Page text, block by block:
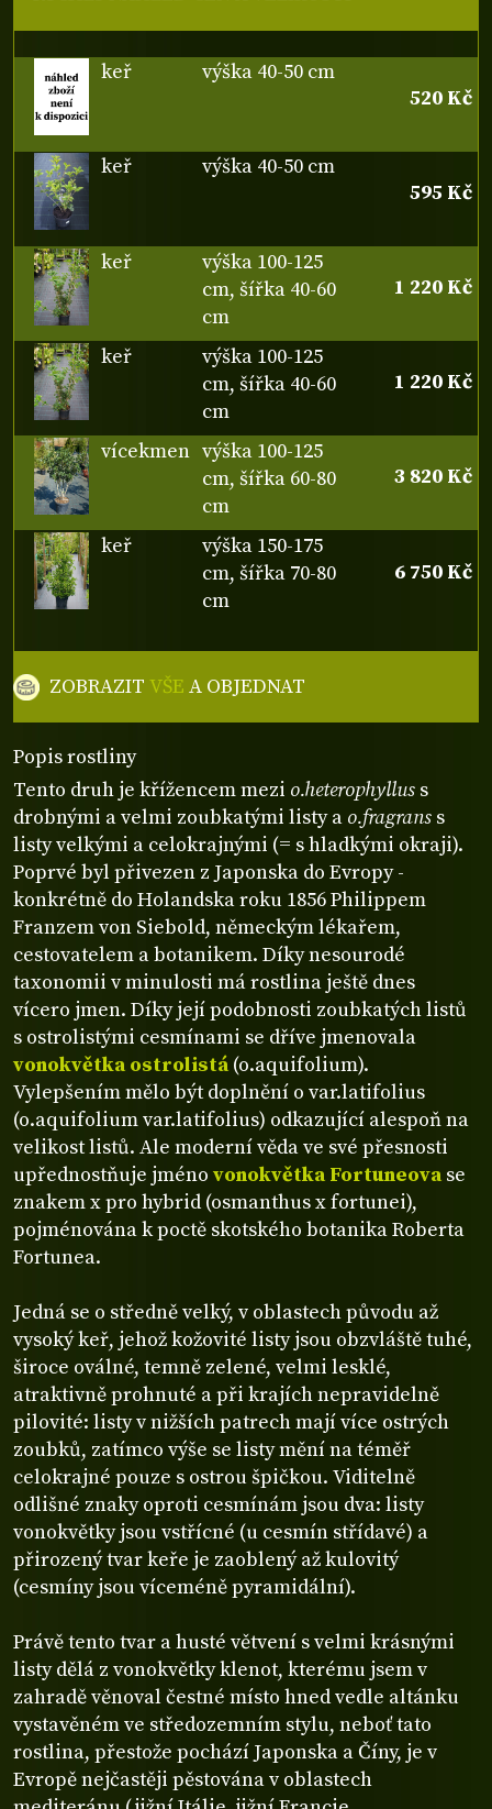
Popis rostliny
Tento druh je křížencem mezi o.heterophyllus s
drobnými a velmi zoubkatými listy a o.fragrans s
listy velkými a celokrajnými (= s hladkými okraji).
Poprvé byl přivezen z Japonska do Evropy -
konkrétně do Holandska roku 1856 Philippem
Franzem von Siebold, německým lékařem,
cestovatelem a botanikem. Díky nesourodé
taxonomii v minulosti má rostlina ještě dnes
vícero jmen. Díky její podobnosti zoubkatých listů
s ostrolistými cesmínami se dříve jmenovala
vonokvětka ostrolistá (o.aquifolium).
Vylepšením mělo být doplnění o var.latifolius
(o.aquifolium var.latifolius) odkazující alespoň na
velikost listů. Ale moderní věda ve své přesnosti
upřednostňuje jméno vonokvětka Fortuneova se
znakem x pro hybrid (osmanthus x fortunei),
pojménována k poctě skotského botanika Roberta
Fortunea.
Jedná se o středně velký, v oblastech původu až
vysoký keř, jehož kožovité listy jsou obzvláště tuhé,
široce oválné, temně zelené, velmi lesklé,
atraktivně prohnuté a při krajích nepravidelně
pilovité: listy v nižších patrech mají více ostrých
zoubků, zatímco výše se listy mění na téměř
celokrajné pouze s ostrou špičkou. Viditelně
odlišné znaky oproti cesmínám jsou dva: listy
vonokvětky jsou vstřícné (u cesmín střídavé) a
přirozený tvar keře je zaoblený až kulovitý
(cesmíny jsou víceméně pyramidální).
Právě tento tvar a husté větvení s velmi krásnými
listy dělá z vonokvětky klenot, kterému jsem v
zahradě věnoval čestné místo hned vedle altánku
vystavěném ve středozemním stylu, neboť tato
rostlina, přestože pochází Japonska a Číny, je v
Evropě nejčastěji pěstována v oblastech
keř
výška 40-50 cm
520 Kč
keř
výška 40-50 cm
595 Kč
keř
výška 100-125
cm, šířka 40-60
cm
1 220 Kč
keř
výška 100-125
cm, šířka 40-60
cm
1 220 Kč
vícekmen výška 100-125
cm, šířka 60-80
cm
3 820 Kč
keř
výška 150-175
cm, šířka 70-80
cm
6 750 Kč
ZOBRAZITVŠE A OBJEDNAT